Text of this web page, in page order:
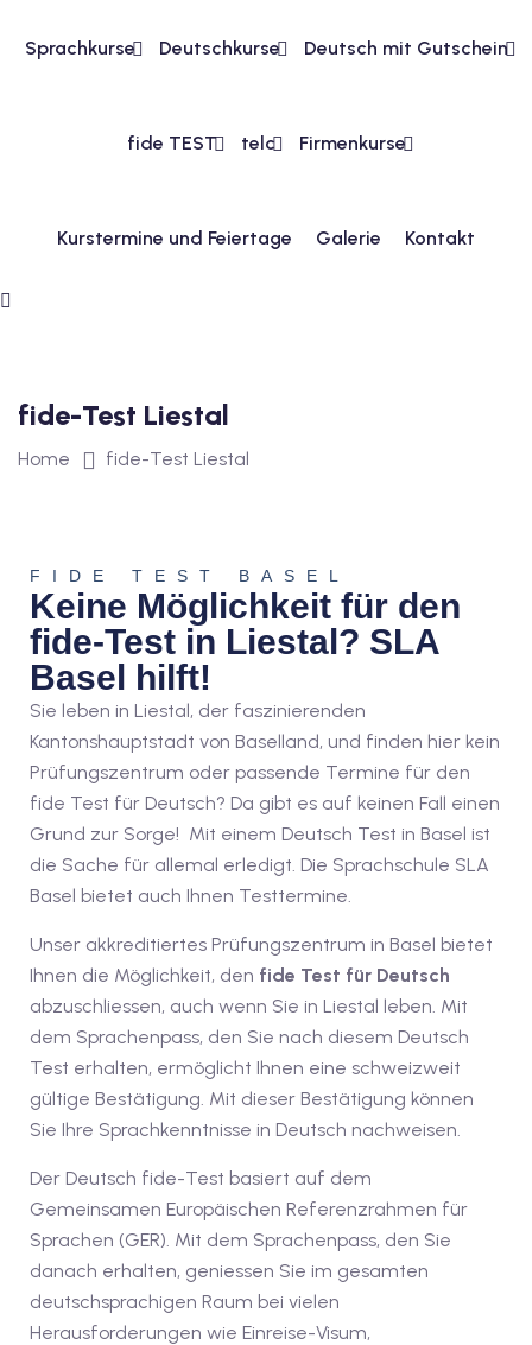
Sprachkurse Deutschkurse Deutsch mit Gutschein
fide TEST telc Firmenkurse
Kurstermine und Feiertage Galerie Kontakt
A2
Deutsch A2
Deutsch B1
B1
Deutsch B1
B1
Deutsch B2
Deutsch B2
B2
Deutsch C1
C1
Deutsch C1
C1
fide-Test Liestal
Home fide-Test Liestal
FIDE TEST BASEL
Keine Möglichkeit für den
fide-Test in Liestal? SLA
Basel hilft!
Sie leben in Liestal, der faszinierenden
Kantonshauptstadt von Baselland, und finden hier kein
Prüfungszentrum oder passende Termine für den
fide Test für Deutsch? Da gibt es auf keinen Fall einen
Grund zur Sorge! Mit einem Deutsch Test in Basel ist
die Sache für allemal erledigt. Die Sprachschule SLA
Basel bietet auch Ihnen Testtermine.
Unser akkreditiertes Prüfungszentrum in Basel bietet
Ihnen die Möglichkeit, den fide Test für Deutsch
abzuschliessen, auch wenn Sie in Liestal leben. Mit
dem Sprachenpass, den Sie nach diesem Deutsch
Test erhalten, ermöglicht Ihnen eine schweizweit
gültige Bestätigung. Mit dieser Bestätigung können
Sie Ihre Sprachkenntnisse in Deutsch nachweisen.
Der Deutsch fide-Test basiert auf dem
Gemeinsamen Europäischen Referenzrahmen für
Sprachen (GER). Mit dem Sprachenpass, den Sie
danach erhalten, geniessen Sie im gesamten
deutschsprachigen Raum bei vielen
Herausforderungen wie Einreise-Visum,